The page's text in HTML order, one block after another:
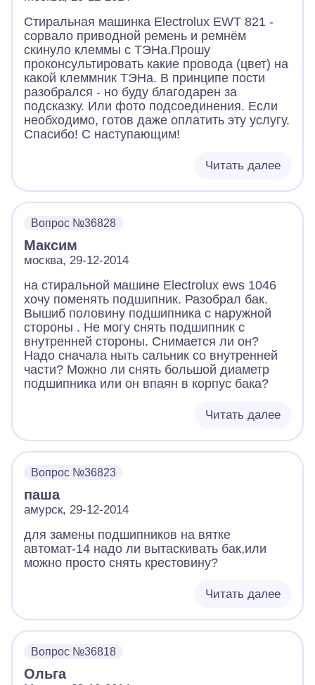
Стиральная машинка Electrolux EWT 821 -
сорвало приводной ремень и ремнём
скинуло клеммы с ТЭНа.Прошу
проконсультировать какие провода (цвет) на
какой клеммник ТЭНа. В принципе пости
разобрался - но буду благодарен за
подсказку. Или фото подсоединения. Если
необходимо, готов даже оплатить эту услугу.
Спасибо! С наступающим!
Читать далее
Вопрос №36828
Максим
москва, 29-12-2014
на стиральной машине Electrolux ews 1046
хочу поменять подшипник. Разобрал бак.
Вышиб половину подшипника с наружной
стороны . Не могу снять подшипник с
внутренней стороны. Снимается ли он?
Надо сначала ныть сальник со внутренней
части? Можно ли снять большой диаметр
подшипника или он впаян в корпус бака?
Читать далее
Вопрос №36823
паша
амурск, 29-12-2014
для замены подшипников на вятке
автомат-14 надо ли вытаскивать бак,или
можно просто снять крестовину?
Читать далее
Вопрос №36818
Ольга